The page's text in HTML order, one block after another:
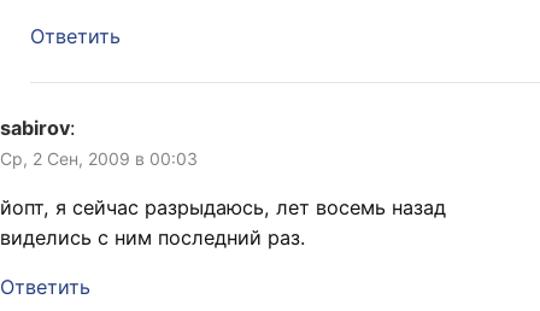
Ответить
sabirov:
Ср, 2 Сен, 2009 в 00:03
йопт, я сейчас разрыдаюсь, лет восемь назад
виделись с ним последний раз.
Ответить